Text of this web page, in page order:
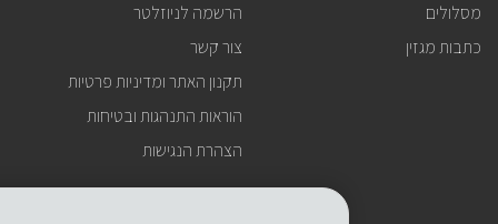
מסלולים
כתבות מגזין
הרשמה לניוזלטר
צור קשר
תקנון האתר ומדיניות פרטיות
הוראות התנהגות ובטיחות
הצהרת הנגישות